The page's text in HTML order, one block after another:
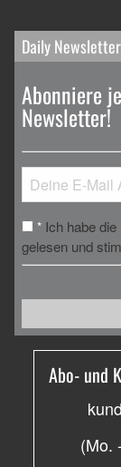
Daily Newsletter
Abonniere
Newsletter!
* Ich habe
gelesen und
Abo- und
(Mo.